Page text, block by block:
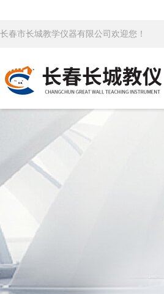
长春市长城教学仪器有限公司欢迎您！